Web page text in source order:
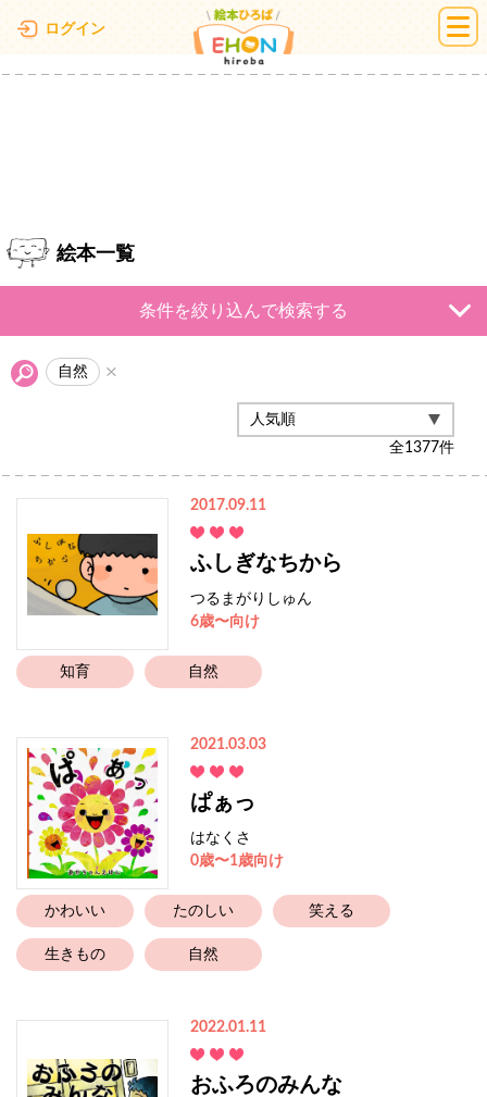
ログイン 絵本ひろば
絵本一覧
条件を絞り込んで検索する
自然
全1377件
2017.09.11
ふしぎなちから
つるまがりしゅん
6歳〜向け
知育 自然
2021.03.03
ぱぁっ
はなくさ
0歳〜1歳向け
かわいい たのしい 笑える
生きもの 自然
2022.01.11
おふろのみんな